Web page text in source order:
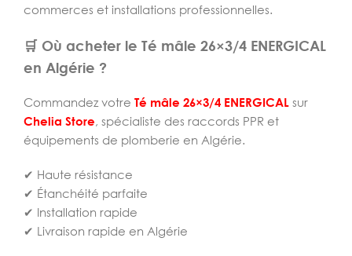
commerces et installations professionnelles.
🛒 Où acheter le Té mâle 26×3/4 ENERGICAL
en Algérie ?
Commandez votre Té mâle 26×3/4 ENERGICAL sur
Chelia Store , spécialiste des raccords PPR et
équipements de plomberie en Algérie.
✔ Haute résistance
✔ Étanchéité parfaite
✔ Installation rapide
✔ Livraison rapide en Algérie